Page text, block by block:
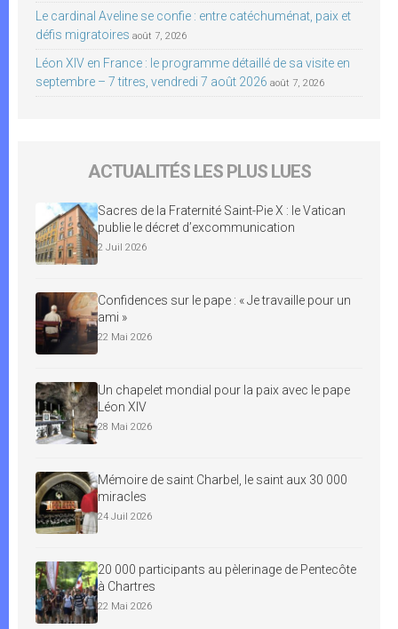
Le cardinal Aveline se confie : entre catéchuménat, paix et
défis migratoires août 7, 2026
Léon XIV en France : le programme détaillé de sa visite en
septembre – 7 titres, vendredi 7 août 2026 août 7, 2026
ACTUALITÉS LES PLUS LUES
Sacres de la Fraternité Saint-Pie X : le Vatican
publie le décret d’excommunication
2 Juil 2026
Confidences sur le pape : « Je travaille pour un
ami »
22 Mai 2026
Un chapelet mondial pour la paix avec le pape
Léon XIV
28 Mai 2026
Mémoire de saint Charbel, le saint aux 30 000
miracles
24 Juil 2026
20 000 participants au pèlerinage de Pentecôte
à Chartres
22 Mai 2026